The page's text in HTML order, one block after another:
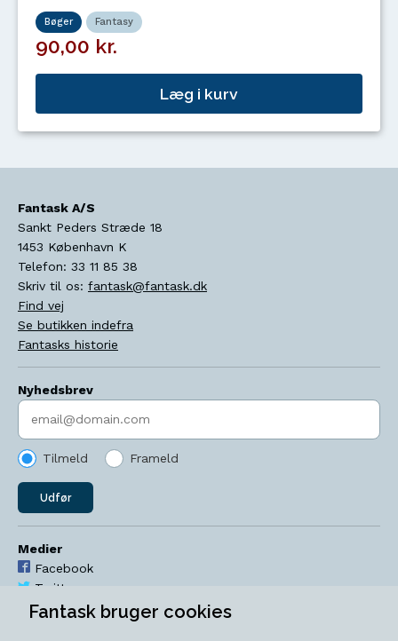
Bøger Fantasy
90,00 kr.
Læg i kurv
Fantask A/S
Sankt Peders Stræde 18
1453 København K
Telefon: 33 11 85 38
Skriv til os: fantask@fantask.dk
Find vej
Se butikken indefra
Fantasks historie
Nyhedsbrev
Indtast søgeord
Tilmeld Frameld
Udfør
Medier
Facebook
Twitter
YouTube
Fantask bruger cookies